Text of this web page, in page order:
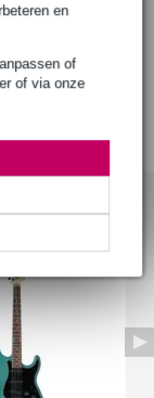
en
of
of via onze